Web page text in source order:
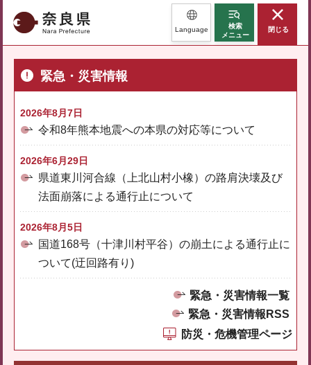
奈良県 Language
検索
メニュー
閉じる
緊急・災害情報
2026年8月7日
令和8年熊本地震への本県の対応等について
2026年6月29日
県道東川河合線（上北山村小橡）の路肩決壊及び
法面崩落による通行止について
2026年8月5日
国道168号（十津川村平谷）の崩土による通行止に
ついて(迂回路有り)
緊急・災害情報一覧
緊急・災害情報RSS
防災・危機管理ページ